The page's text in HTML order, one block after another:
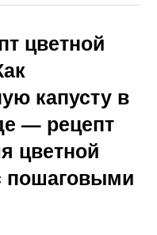
цветной
капусту в
— рецепт
цветной
пошаговыми